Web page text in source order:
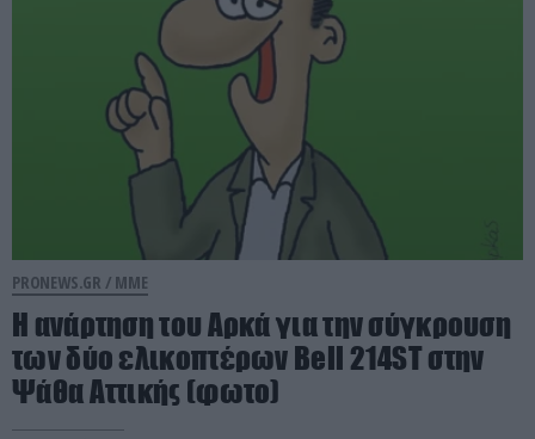
PRONEWS.GR / ΜΜΕ
Η ανάρτηση του Αρκά για την σύγκρουση
των δύο ελικοπτέρων Bell 214ST στην
Ψάθα Αττικής (φωτο)